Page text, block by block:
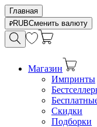
Главная
RUBСменить валюту
Магазин
Импринты
Скидки
Подборки